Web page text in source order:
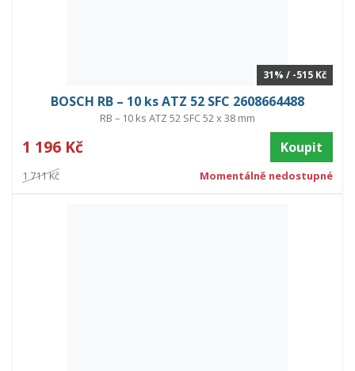
31% / -515 Kč
BOSCH RB – 10 ks ATZ 52 SFC 2608664488
RB – 10 ks ATZ 52 SFC 52 x 38 mm
1 196 Kč Koupit
1 711 Kč Momentálně nedostupné